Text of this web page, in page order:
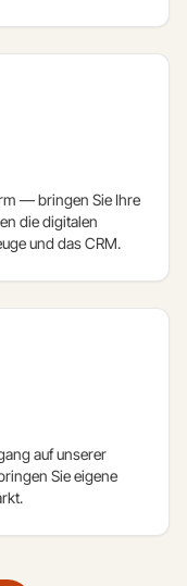
— bringen Sie Ihre
die digitalen
und das CRM.
auf unserer
Sie eigene